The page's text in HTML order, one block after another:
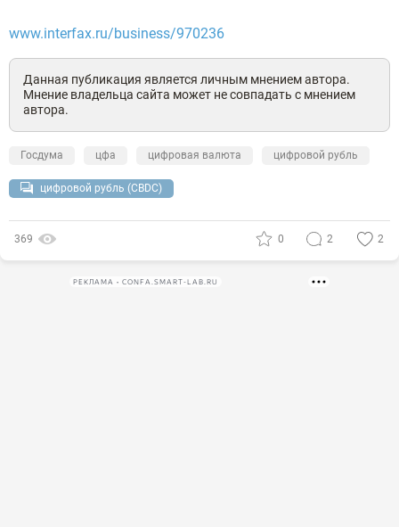
www.interfax.ru/business/970236
Данная публикация является личным мнением автора.
Мнение владельца сайта может не совпадать с мнением
автора.
Госдума цфа цифровая валюта цифровой рубль
цифровой рубль (CBDC)
369 0 2 2
РЕКЛАМА • CONFA.SMART-LAB.RU